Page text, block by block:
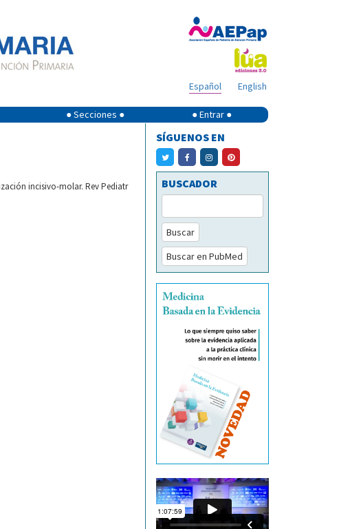
English
Español
● Secciones ● ● Entrar ●
incisivo-molar. Rev Pediatr
SÍGUENOS EN
BUSCADOR
Buscar
Buscar en PubMed